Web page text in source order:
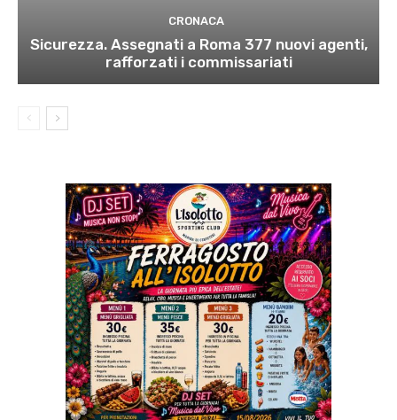
CRONACA
Sicurezza. Assegnati a Roma 377 nuovi agenti,
rafforzati i commissariati